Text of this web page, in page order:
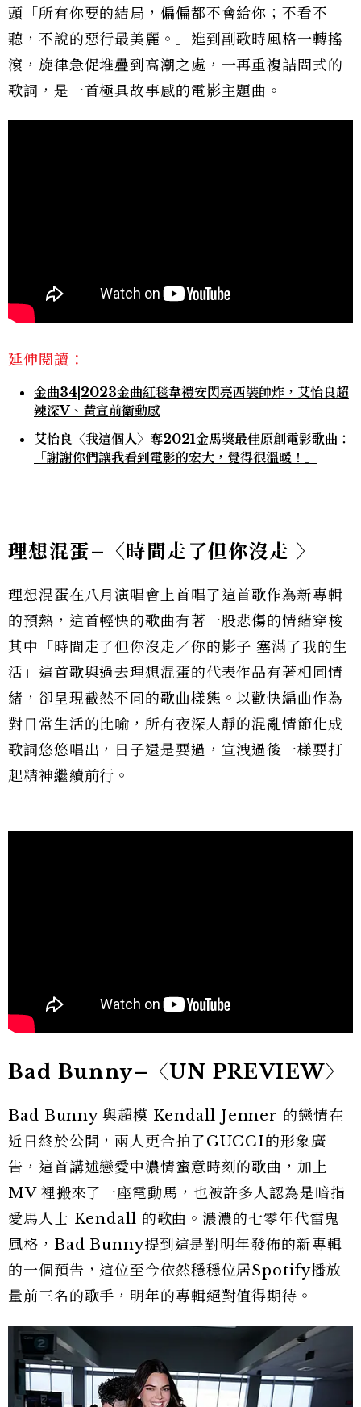
頭「所有你要的結局，偏偏都不會給你；不看不
聽，不說的惡行最美麗。」進到副歌時風格一轉搖
滾，旋律急促堆疊到高潮之處，一再重複詰問式的
歌詞，是一首極具故事感的電影主題曲。
延伸閱讀：
金曲34|2023金曲紅毯韋禮安閃亮西裝帥炸，艾怡良超
辣深V、黃宣前衛動感
艾怡良〈我這個人〉奪2021金馬獎最佳原創電影歌曲：
「謝謝你們讓我看到電影的宏大，覺得很溫暖！」
理想混蛋– 〈時間走了但你沒走 〉
理想混蛋在八月演唱會上首唱了這首歌作為新專輯
的預熱，這首輕快的歌曲有著一股悲傷的情緒穿梭
其中「時間走了但你沒走／你的影子 塞滿了我的生
活」這首歌與過去理想混蛋的代表作品有著相同情
緒，卻呈現截然不同的歌曲樣態。以歡快編曲作為
對日常生活的比喻，所有夜深人靜的混亂情節化成
歌詞悠悠唱出，日子還是要過，宣洩過後一樣要打
起精神繼續前行。
Bad Bunny–〈UN PREVIEW〉
Bad Bunny 與超模 Kendall Jenner 的戀情在
近日終於公開，兩人更合拍了GUCCI的形象廣
告，這首講述戀愛中濃情蜜意時刻的歌曲，加上
MV 裡搬來了一座電動馬，也被許多人認為是暗指
愛馬人士 Kendall 的歌曲。濃濃的七零年代雷鬼
風格，Bad Bunny提到這是對明年發佈的新專輯
的一個預告，這位至今依然穩穩位居Spotify播放
量前三名的歌手，明年的專輯絕對值得期待。